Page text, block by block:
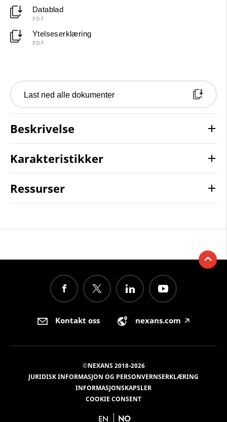
Datablad
PDF
Ytelseserklæring
PDF
Last ned alle dokumenter
Beskrivelse
Karakteristikker
Ressurser
Kontakt oss nexans.com 🡥
©NEXANS 2018-2026
JURIDISK INFORMASJON OG PERSONVERNSERKLÆRING
INFORMASJONSKAPSLER
COOKIE CONSENT
EN NO